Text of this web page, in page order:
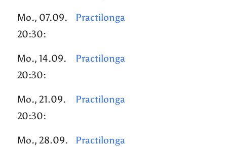
Mo., 07.09.
20:30:
Practilonga
Mo., 14.09.
20:30:
Practilonga
Mo., 21.09.
20:30:
Practilonga
Mo., 28.09.
Practilonga